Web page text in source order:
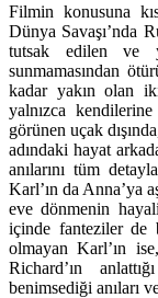
Filmin konusuna
Dünya Savaşı’nda
tutsak edilen ve
sunmamasından
kadar yakın olan
yalnızca
görünen uçak
adındaki hayat
anılarını tüm
Karl’ın da Anna’ya
eve dönmenin
içinde fanteziler de
olmayan Karl’ın
Richard’ın
benimsediği anıları